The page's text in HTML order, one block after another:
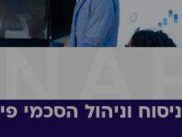
ניסוח וניהול הסכמי